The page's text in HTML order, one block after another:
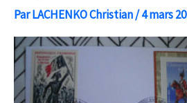
ParLACHENKO Christian/4 mars